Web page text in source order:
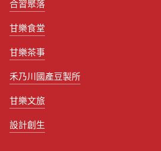
合習聚落
甘樂食堂
甘樂茶事
禾乃川國產豆製所
甘樂文旅
設計創生